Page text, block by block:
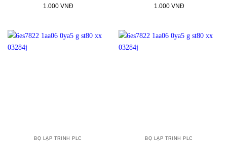
1.000VNĐ
1.000VNĐ
BỘ LẬP TRÌNH PLC BỘ LẬP TRÌNH PLC